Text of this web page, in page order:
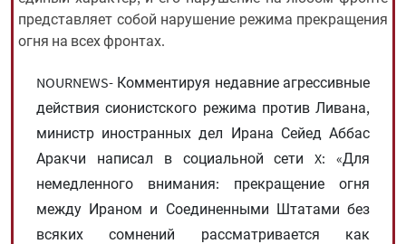
представляет собой нарушение режима прекращения
огня на всех фронтах.
NOURNEWS- Комментируя недавние агрессивные
действия сионистского режима против Ливана,
министр иностранных дел Ирана Сейед Аббас
Аракчи написал в социальной сети X: «Для
немедленного внимания: прекращение огня
между Ираном и Соединенными Штатами без
всяких сомнений рассматривается как